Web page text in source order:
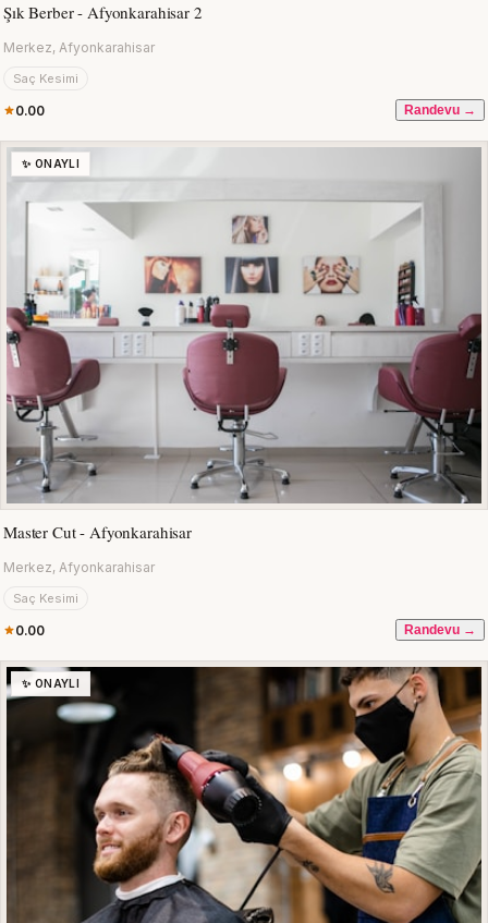
Şık Berber - Afyonkarahisar 2
Merkez, Afyonkarahisar
Saç Kesimi
0.00 Randevu →
✨ ONAYLI
Master Cut - Afyonkarahisar
Merkez, Afyonkarahisar
Saç Kesimi
0.00 Randevu →
✨ ONAYLI